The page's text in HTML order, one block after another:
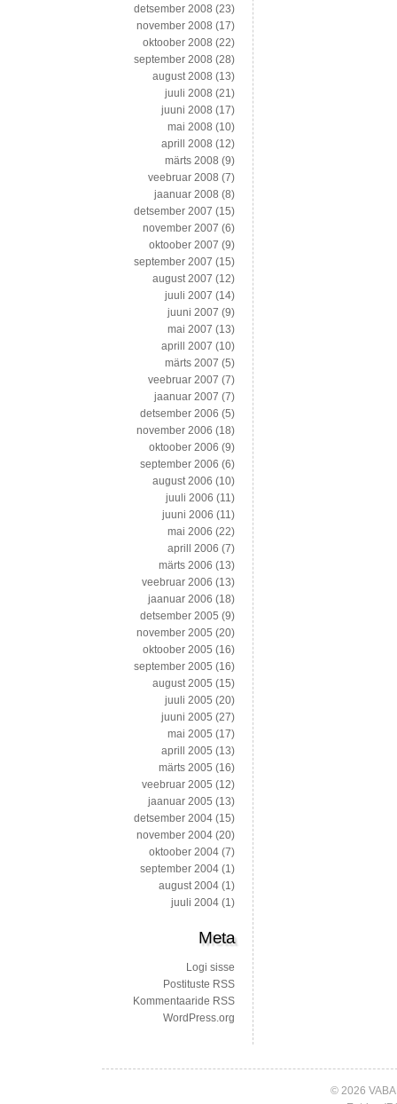
detsember 2008 (23)
november 2008 (17)
oktoober 2008 (22)
september 2008 (28)
august 2008 (13)
juuli 2008 (21)
juuni 2008 (17)
mai 2008 (10)
aprill 2008 (12)
märts 2008 (9)
veebruar 2008 (7)
jaanuar 2008 (8)
detsember 2007 (15)
november 2007 (6)
oktoober 2007 (9)
september 2007 (15)
august 2007 (12)
juuli 2007 (14)
juuni 2007 (9)
mai 2007 (13)
aprill 2007 (10)
märts 2007 (5)
veebruar 2007 (7)
jaanuar 2007 (7)
detsember 2006 (5)
november 2006 (18)
oktoober 2006 (9)
september 2006 (6)
august 2006 (10)
juuli 2006 (11)
juuni 2006 (11)
mai 2006 (22)
aprill 2006 (7)
märts 2006 (13)
veebruar 2006 (13)
jaanuar 2006 (18)
detsember 2005 (9)
november 2005 (20)
oktoober 2005 (16)
september 2005 (16)
august 2005 (15)
juuli 2005 (20)
juuni 2005 (27)
mai 2005 (17)
aprill 2005 (13)
märts 2005 (16)
veebruar 2005 (12)
jaanuar 2005 (13)
detsember 2004 (15)
november 2004 (20)
oktoober 2004 (7)
september 2004 (1)
august 2004 (1)
juuli 2004 (1)
Meta
Logi sisse
Postituste RSS
Kommentaaride RSS
WordPress.org
© 2026